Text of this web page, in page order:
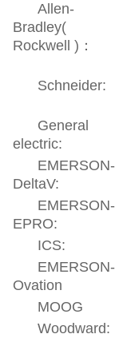
​Allen-
Bradley(
Rockwell )：
Schneider:
General
electric:
EMERSON-
DeltaV:
EMERSON-
EPRO:
ICS:
EMERSON-
Ovation
MOOG
Woodward: